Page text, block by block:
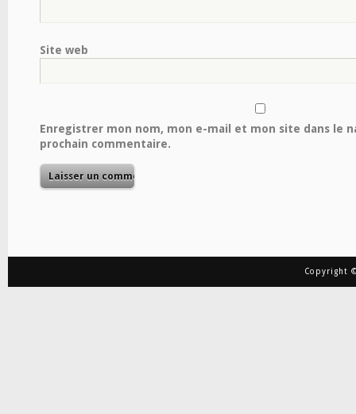
Site web
Enregistrer mon nom, mon e-mail et mon site dans le
prochain commentaire.
Copyright